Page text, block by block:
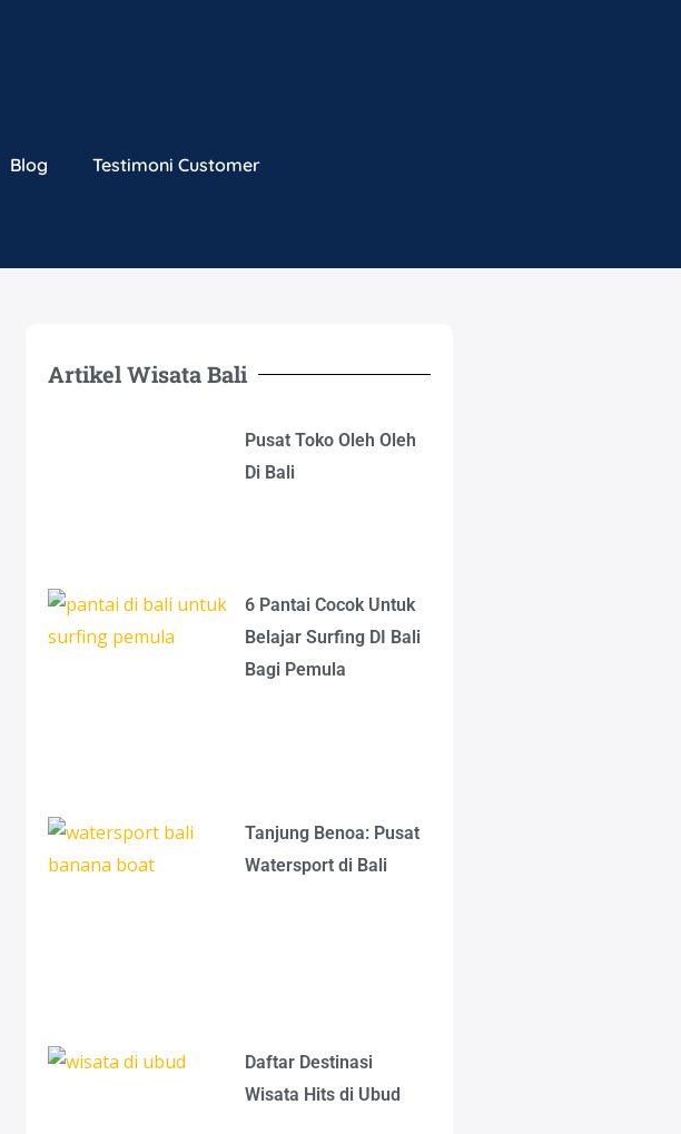
Blog Testimoni Customer
Artikel Wisata Bali
Pusat Toko Oleh Oleh
Di Bali
6 Pantai Cocok Untuk
Belajar Surfing DI Bali
Bagi Pemula
Tanjung Benoa: Pusat
Watersport di Bali
Daftar Destinasi
Wisata Hits di Ubud